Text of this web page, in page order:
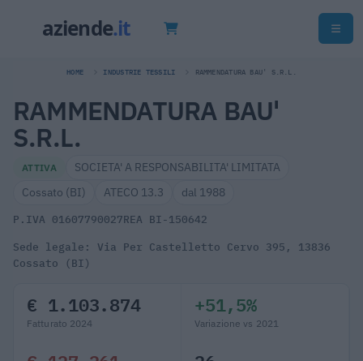
HOME INDUSTRIE TESSILI RAMMENDATURA BAU' S.R.L.
RAMMENDATURA BAU'
S.R.L.
ATTIVA
SOCIETA' A RESPONSABILITA' LIMITATA
Cossato (BI)
ATECO 13.3 dal 1988
P.IVA 01607790027REA BI-150642
Sede legale: Via Per Castelletto Cervo 395, 13836
Cossato (BI)
€ 1.103.874
Fatturato 2024
+51,5%
Variazione vs 2021